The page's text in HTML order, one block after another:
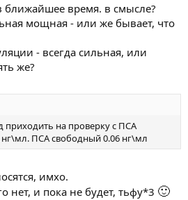
ближайшее время. в смысле?
мощная - или же бывает, что
- всегда сильная, или
же?
приходить на проверку с ПСА
ПСА свободный 0.06 нг\мл
имхо.
нет, и пока не будет, тьфу*3 🙂